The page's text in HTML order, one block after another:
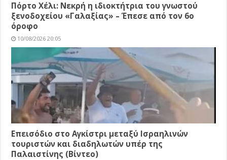
Πόρτο Χέλι: Νεκρή η ιδιοκτήτρια του γνωστού
ξενοδοχείου «Γαλαξίας» – Έπεσε από τον 6ο
όροφο
10/08/2026 20:05
Επεισόδιο στο Αγκίστρι μεταξύ Ισραηλινών
τουριστών και διαδηλωτών υπέρ της
Παλαιστίνης (Βίντεο)